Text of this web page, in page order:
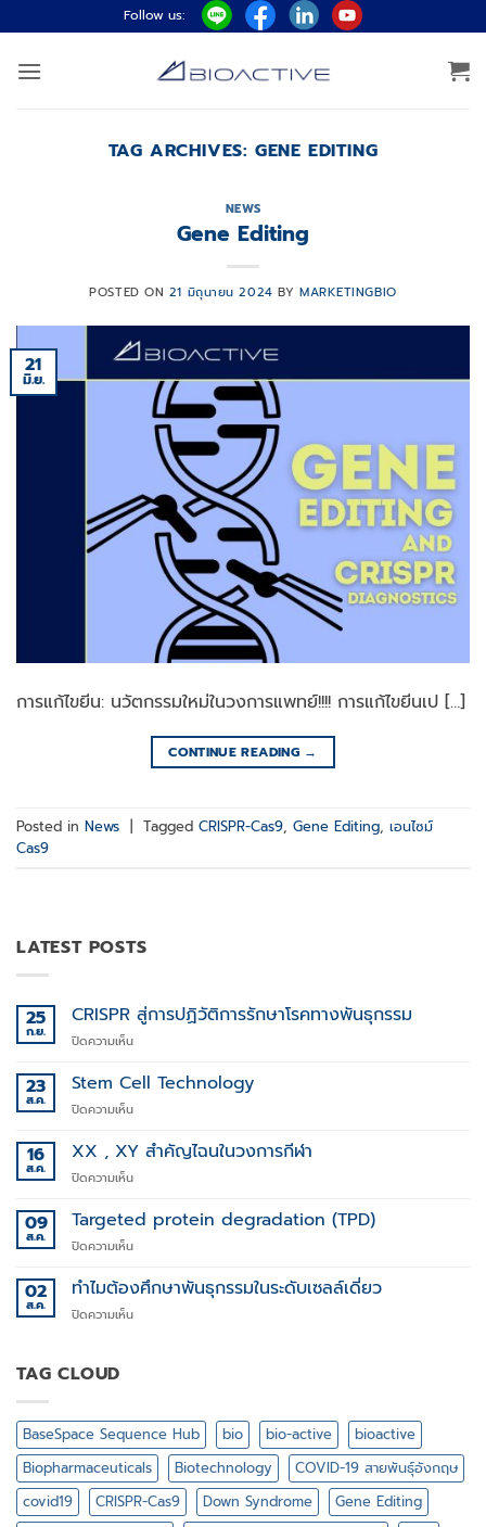
ไป
ยัง
Follow us:
TAG ARCHIVES: GENE EDITING
NEWS
Gene Editing
POSTED ON 21 มิถุนายน 2024 BY MARKETINGBIO
21
มิ.ย.
การแก้ไขยีน: นวัตกรรมใหม่ในวงการแพทย์!!!! การแก้ไขยีนเป […]
CONTINUE READING →
Posted in News | Tagged CRISPR-Cas9, Gene Editing, เอนไซม์
Cas9
LATEST POSTS
25
ก.ย.
CRISPR สู่การปฏิวัติการรักษาโรคทางพันธุกรรม
ปิดความเห็นบน
สู่
ปฏิวัติ
รักษา
ทาง
23
ส.ค.
Stem Cell Technology
ปิดความเห็นบน
Cell
Technology
16
ส.ค.
XX , XY สำคัญไฉนในวงการกีฬา
ปิดความเห็นบน
,
สำคัญ
ใน
กีฬา
09
ส.ค.
Targeted protein degradation (TPD)
ปิดความเห็นบน
protein
(TPD)
02
ส.ค.
ทำไมต้องศึกษาพันธุกรรมในระดับเซลล์เดี่ยว
ปิดความเห็นบน
ระดับ
เซลล์
เดี่ยว
TAG CLOUD
BaseSpace Sequence Hub bio bio-active
bioactive
Biopharmaceuticals
Biotechnology
COVID-19 สายพันธุ์อังกฤษ
covid19
CRISPR-Cas9 Down Syndrome
Gene Editing